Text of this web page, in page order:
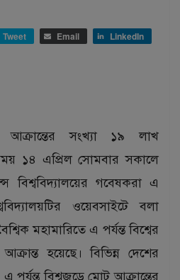
Tweet Email
LinkedIn
আক্রান্তের সংখ্যা ১৯ লাখ
১৪ এপ্রিল সোমবার সকালে
বিশ্ববিদ্যালয়ের গবেষকরা এ
ওয়েবসাইটে বলা
মহামারিতে এ পর্যন্ত বিশ্বের
হয়েছে। বিভিন্ন দেশের
পর্যন্ত বিশ্বজুড়ে মোট আক্রান্তের